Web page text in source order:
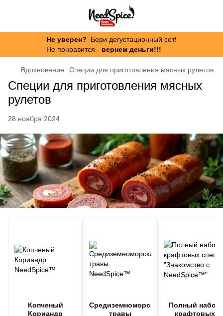
Не уверен? Бери дегустационный сет!
Не понравится - вернем деньги!!!
Вдохновение Специи для приготовления мясных рулетов
Специи для приготовления мясных
рулетов
28 ноября 2024
Копченый
Кориандр
Средиземноморские
травы
Полный набор
крафтовых